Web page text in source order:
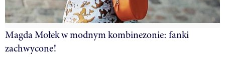
Magda Mołek w modnym kombinezonie: fanki
zachwycone!